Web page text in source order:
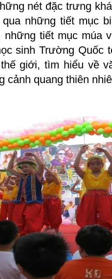
nét đặc trưng
những tiết mục
những tiết mục múa
sinh Trường Quốc
giới, tìm hiểu về
cảnh quang thiên